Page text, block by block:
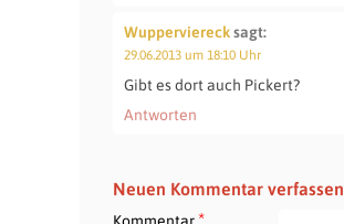
Wuppervierecksagt:
29.06.2013 um 18:10 Uhr
Gibt es dort auch Pickert?
Antworten
Neuen Kommentar verfassen
*